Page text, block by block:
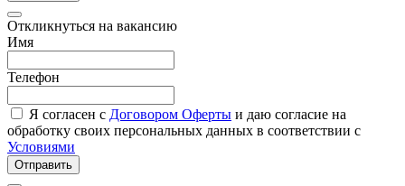
Откликнуться на вакансию
Имя
Телефон
Я согласен с Договором Оферты и даю согласие на
обработку своих персональных данных в соответствии с
Условиями
Отправить